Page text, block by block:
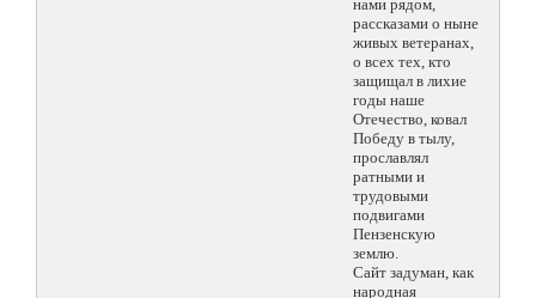
нами рядом,
рассказами о ныне
живых ветеранах,
о всех тех, кто
защищал в лихие
годы наше
Отечество, ковал
Победу в тылу,
прославлял
ратными и
трудовыми
подвигами
Пензенскую
землю.
Сайт задуман, как
народная